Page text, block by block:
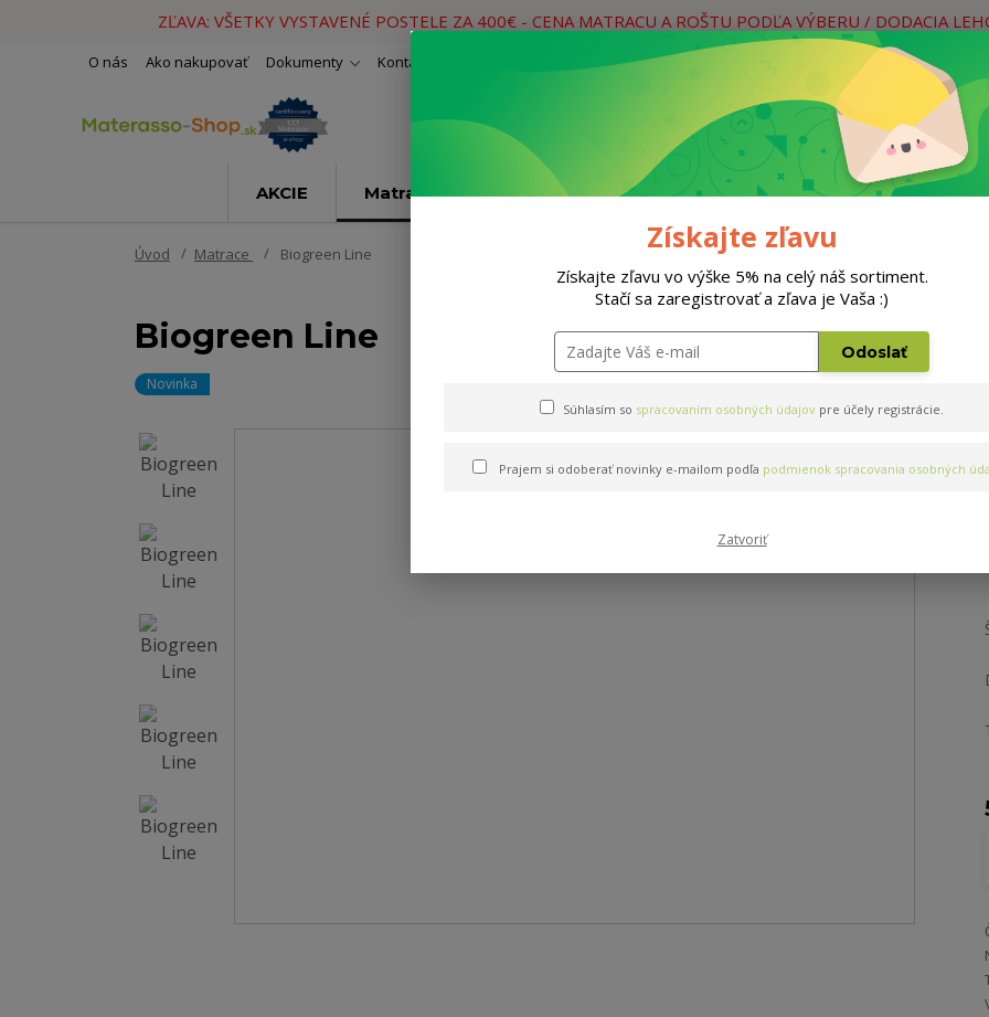
ZĽAVA: VŠETKY VYSTAVENÉ POSTELE ZA 400€ - CENA MATRACU A ROŠTU PODĽA VÝBERU / DODACIA
O nás Ako nakupovať Dokumenty Kontakty
Hľadať
Neviete si rady? Zavolajte.
AKCIE Matrace Rošty Doplnky Postele
Úvod Matrace Biogreen Line
Biogreen Line
Novinka
Získajte zľavu
Získajte zľavu vo výške 5% na celý náš sortiment.
Stačí sa zaregistrovať a zľava je Vaša :)
Odoslať
Súhlasím so spracovaním osobných údajov pre účely registrácie.
Prajem si odoberať novinky e-mailom podľa podmienok spracovania osobných
Zatvoriť